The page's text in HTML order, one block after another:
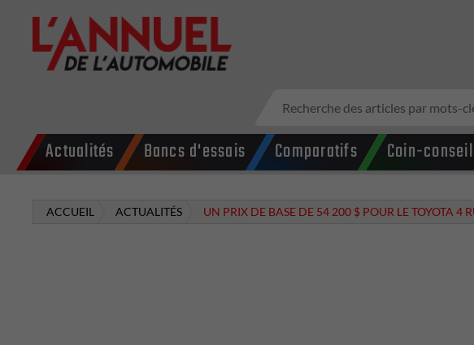
Actualités Bancs d'essais Comparatifs Coin-conseil
ACCUEIL ACTUALITÉS UN PRIX DE BASE DE 54 200 $ POUR LE TOYOTA 4